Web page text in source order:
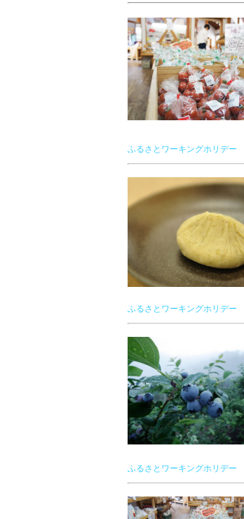
ふるさとワーキングホリデー
ふるさとワーキングホリデー
ふるさとワーキングホリデー